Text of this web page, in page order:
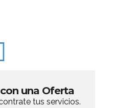
una Oferta
tus servicios.